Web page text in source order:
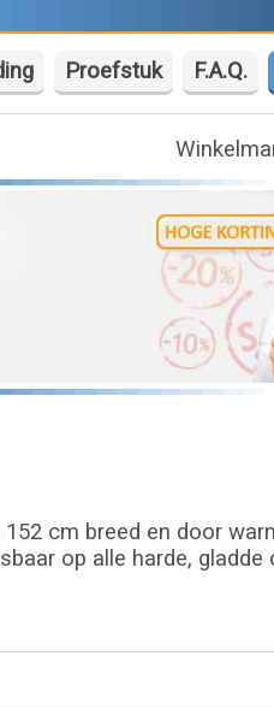
Proefstuk F.A.Q.
cm breed en door
op alle harde,